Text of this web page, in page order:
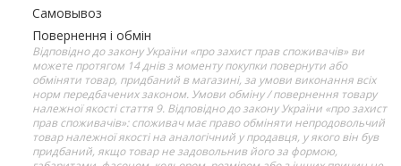
Самовывоз
Повернення і обмін
Відповідно до закону України «про захист прав споживачів» ви
можете протягом 14 днів з моменту покупки повернути або
обміняти товар, придбаний в магазині, за умови виконання всіх
норм передбачених законом. Умови обміну / повернення товару
належної якості стаття 9. Відповідно до закону України «про захист
прав споживачів»: споживач має право обміняти непродовольчий
товар належної якості на аналогічний у продавця, у якого він був
придбаний, якщо товар не задовольнив його за формою,